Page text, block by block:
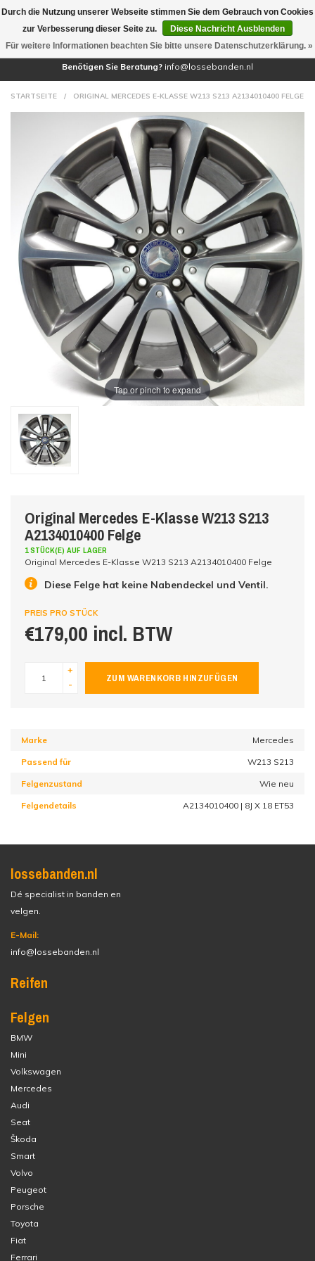
(0)
Benötigen Sie Beratung? info@lossebanden.nl
STARTSEITE / ORIGINAL MERCEDES E-KLASSE W213 S213 A2134010400 FELGE
Tap or pinch to expand
Original Mercedes E-Klasse W213 S213
A2134010400 Felge
1 STÜCK(E) AUF LAGER
Original Mercedes E-Klasse W213 S213 A2134010400 Felge
Diese Felge hat keine Nabendeckel und Ventil.
PREIS PRO STÜCK
€179,00 incl. BTW
+
-
ZUM WARENKORB HINZUFÜGEN
Marke Mercedes
Passend für W213 S213
Felgenzustand Wie neu
Felgendetails A2134010400 | 8J X 18 ET53
lossebanden.nl
Dé specialist in banden en
velgen.
E-Mail:
info@lossebanden.nl
Reifen
Felgen
BMW
Mini
Volkswagen
Mercedes
Audi
Seat
Škoda
Smart
Volvo
Peugeot
Porsche
Toyota
Fiat
Ferrari
Durch die Nutzung unserer Webseite stimmen Sie dem Gebrauch von Cookies
zur Verbesserung dieser Seite zu.
Diese Nachricht Ausblenden
Für weitere Informationen beachten Sie bitte unsere Datenschutzerklärung. »